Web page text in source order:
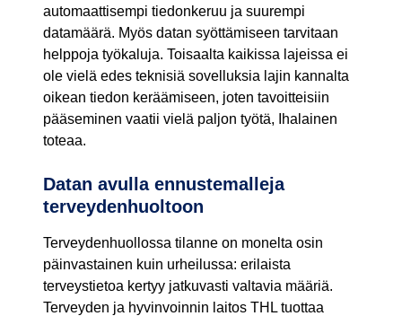
automaattisempi tiedonkeruu ja suurempi
datamäärä. Myös datan syöttämiseen tarvitaan
helppoja työkaluja. Toisaalta kaikissa lajeissa ei
ole vielä edes teknisiä sovelluksia lajin kannalta
oikean tiedon keräämiseen, joten tavoitteisiin
pääseminen vaatii vielä paljon työtä, Ihalainen
toteaa.
Datan avulla ennustemalleja
terveydenhuoltoon
Terveydenhuollossa tilanne on monelta osin
päinvastainen kuin urheilussa: erilaista
terveystietoa kertyy jatkuvasti valtavia määriä.
Terveyden ja hyvinvoinnin laitos THL tuottaa